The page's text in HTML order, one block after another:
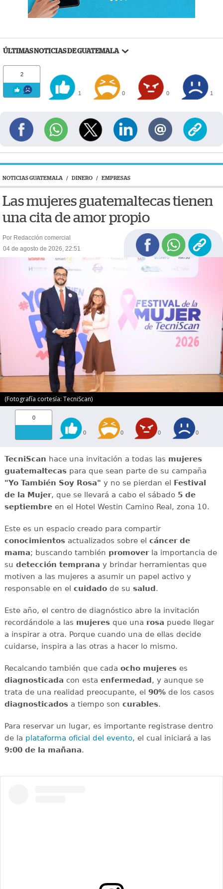
ÚLTIMAS NOTICIAS DE GUATEMALA
2
1 0 0 1
NOTICIAS GUATEMALA / DINERO / EMPRESAS
Las mujeres guatemaltecas tienen
una cita de amor propio
Por Redacción comercial
04 de agosto de 2026, 22:51
(Fotografía cortesía: TecniScan)
0
0 0 0 0
TecniScan hace una invitación a todas las mujeres
guatemaltecaspara que sean parte de su campaña
"Yo También Soy Rosa" y no se pierdan el Festival
de la Mujer, que se llevará a cabo el sábado5 de
septiembreen el Hotel Westin Camino Real, zona 10.
Este es un espacio creado para compartir
conocimientosactualizados sobre el cáncer de
mama; buscando también promoverla importancia de
su detección temprana y brindar herramientas que
motiven a las mujeres a asumir un papel activo y
responsable en el cuidadode su salud.
Este año, el centro de diagnóstico abre la invitación
recordándole a las mujeresque una rosa puede llegar
a inspirar a otra. Porque cuando una de ellas decide
cuidarse, inspira a las otras a hacer lo mismo.
Recalcando también que cada ocho mujereses
diagnosticada con esta enfermedad, y aunque se
trata de una realidad preocupante, el 90%de los casos
diagnosticadosa tiempo son curables.
Para reservar un lugar, es importante registrase dentro
de la plataforma oficial del evento, el cual iniciará a las
9:00 de la mañana.